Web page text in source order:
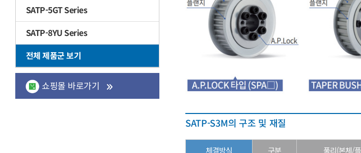
SATP-5GT Series
SATP-8YU Series
전체 제품군 보기
쇼핑몰 바로가기
SATP-S3M의 구조 및 재질
체결방식 구분 풀리(본체/